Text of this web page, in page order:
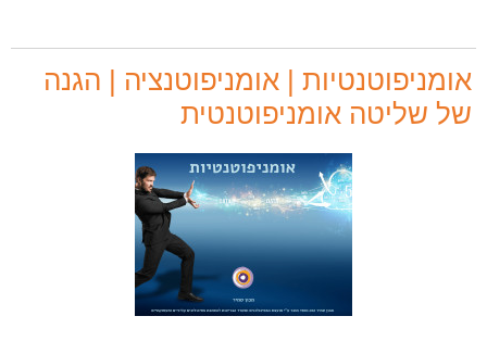
אומניפוטנטיות | אומניפוטנציה | הגנה
של שליטה אומניפוטנטית